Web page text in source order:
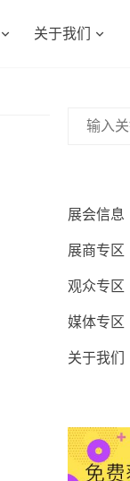
关于我们
展会信息
展商专区
观众专区
媒体专区
关于我们